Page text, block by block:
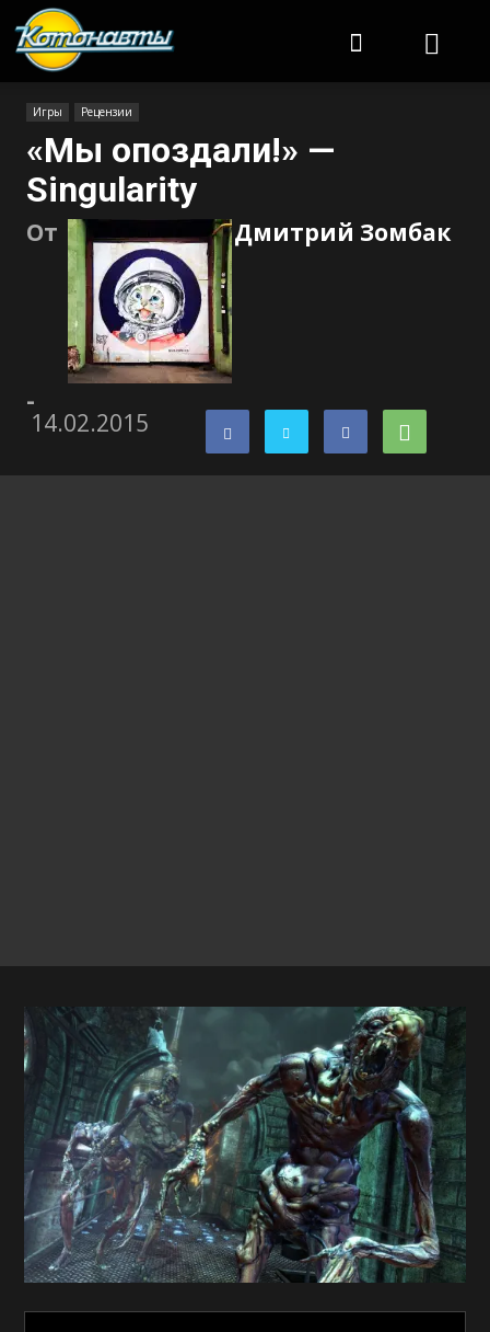
Игры Рецензии
«Мы опоздали!» —
Singularity
От Дмитрий Зомбак
-
14.02.2015